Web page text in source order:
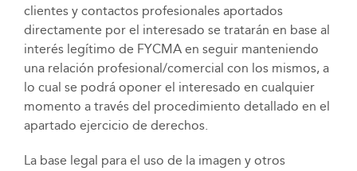
clientes y contactos profesionales aportados
directamente por el interesado se tratarán en base al
interés legítimo de FYCMA en seguir manteniendo
una relación profesional/comercial con los mismos, a
lo cual se podrá oponer el interesado en cualquier
momento a través del procedimiento detallado en el
apartado ejercicio de derechos.
La base legal para el uso de la imagen y otros